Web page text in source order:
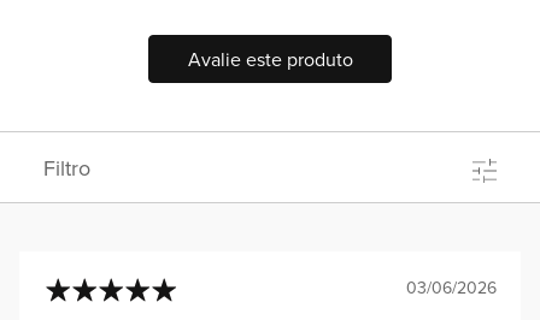
Avalie este produto
Filtro
03/06/2026